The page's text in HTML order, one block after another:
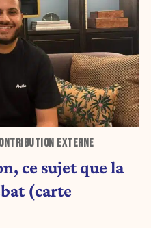
EXTERNE
ce sujet que la
(carte